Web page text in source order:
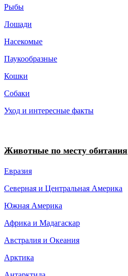
Рыбы
Лошади
Насекомые
Паукообразные
Кошки
Собаки
Уход и интересные факты
Животные по месту обитания
Евразия
Северная и Центральная Америка
Южная Америка
Африка и Мадагаскар
Австралия и Океания
Арктика